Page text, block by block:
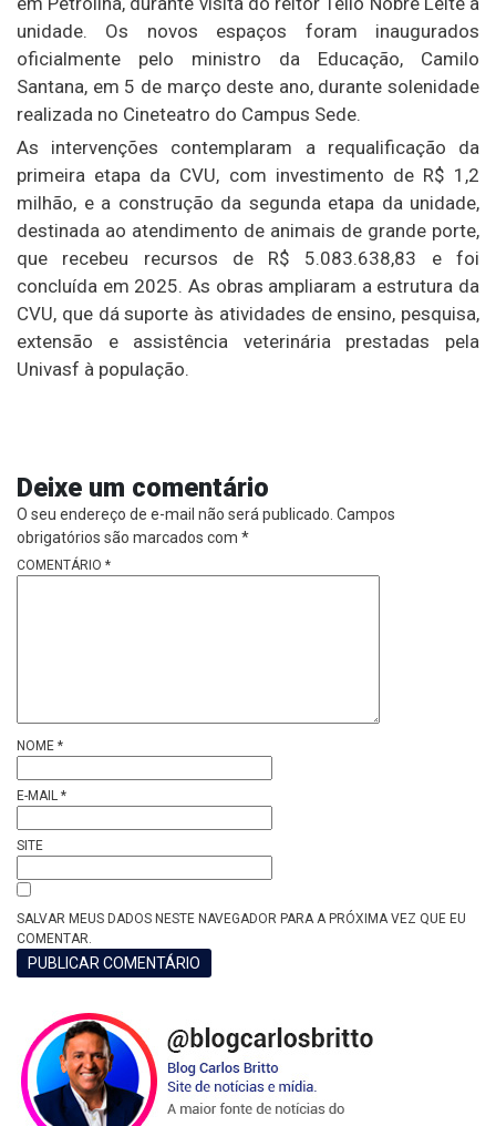
unidade. Os novos espaços foram inaugurados
oficialmente pelo ministro da Educação, Camilo
Santana, em 5 de março deste ano, durante solenidade
realizada no Cineteatro do Campus Sede.
As intervenções contemplaram a requalificação da
primeira etapa da CVU, com investimento de R$ 1,2
milhão, e a construção da segunda etapa da unidade,
destinada ao atendimento de animais de grande porte,
que recebeu recursos de R$ 5.083.638,83 e foi
concluída em 2025. As obras ampliaram a estrutura da
CVU, que dá suporte às atividades de ensino, pesquisa,
extensão e assistência veterinária prestadas pela
Univasf à população.
Deixe um comentário
O seu endereço de e-mail não será publicado. Campos
obrigatórios são marcados com *
COMENTÁRIO *
NOME *
E-MAIL *
SITE
SALVAR MEUS DADOS NESTE NAVEGADOR PARA A PRÓXIMA VEZ QUE EU
COMENTAR.